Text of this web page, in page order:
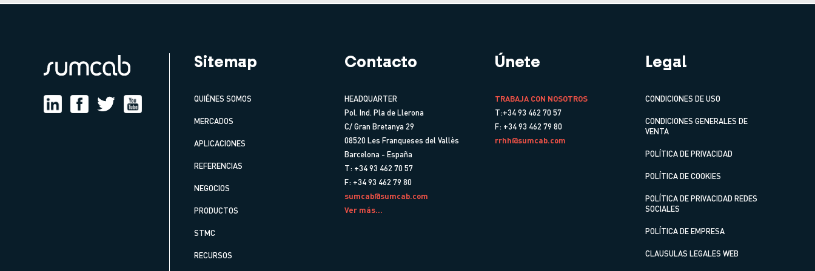
Sitemap
QUIÉNES SOMOS
MERCADOS
APLICACIONES
REFERENCIAS
NEGOCIOS
PRODUCTOS
STMC
RECURSOS
Contacto
HEADQUARTER
Pol. Ind. Pla de Llerona
C/ Gran Bretanya 29
08520 Les Franqueses del Vallès
Barcelona - España
T: +34 93 462 70 57
F: +34 93 462 79 80
sumcab@sumcab.com
Ver más...
Únete
TRABAJA CON NOSOTROS
T:+34 93 462 70 57
F: +34 93 462 79 80
rrhh@sumcab.com
Legal
CONDICIONES DE USO
CONDICIONES GENERALES DE
VENTA
POLÍTICA DE PRIVACIDAD
POLÍTICA DE COOKIES
POLÍTICA DE PRIVACIDAD REDES
SOCIALES
POLÍTICA DE EMPRESA
CLAUSULAS LEGALES WEB